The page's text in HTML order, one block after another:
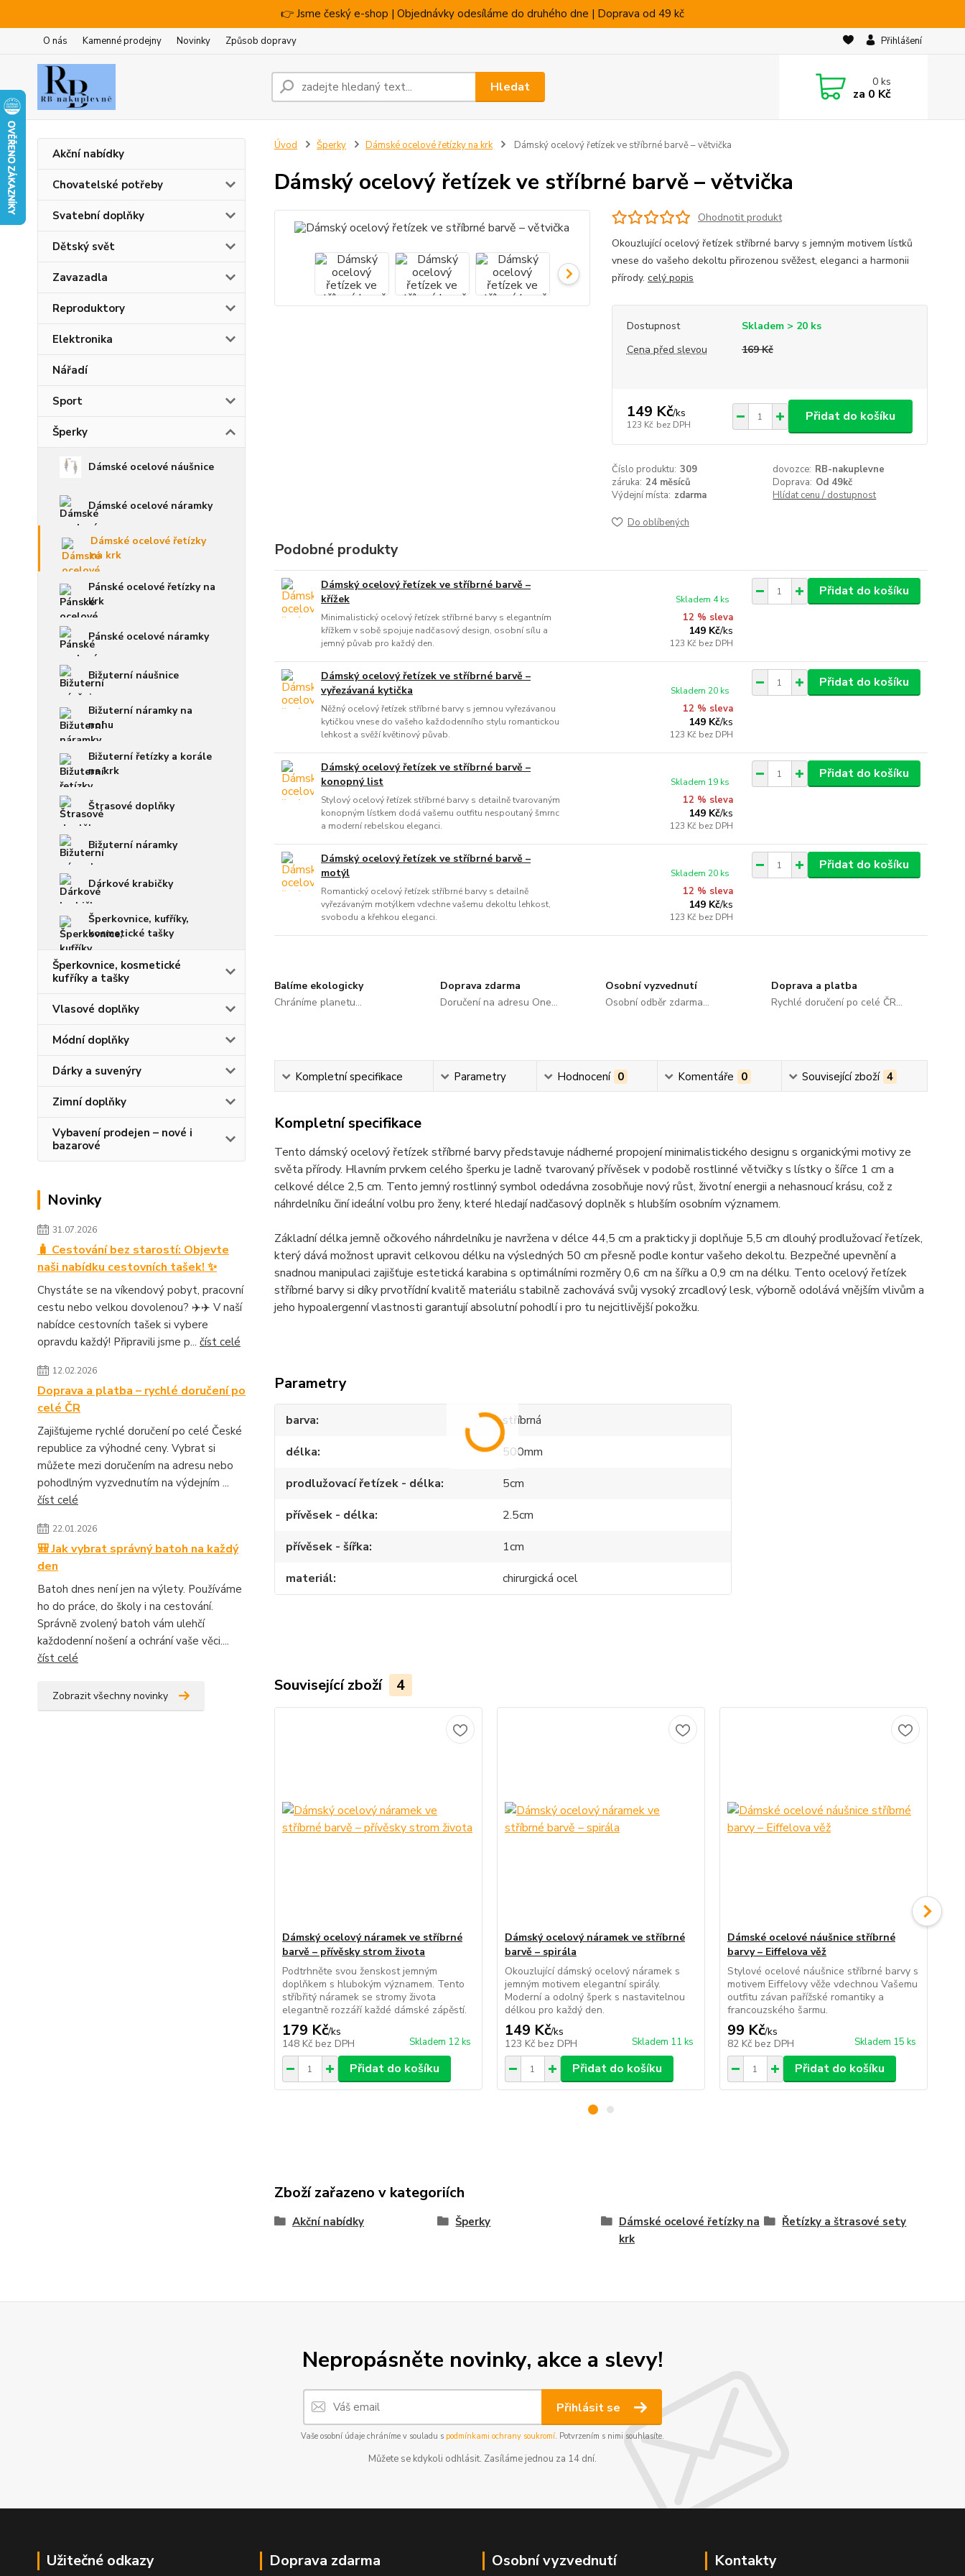
👉 Jsme český e-shop | Objednávky odesíláme do druhého dne | Doprava od 49 kč
O nás Kamenné prodejny Novinky Způsob dopravy Přihlášení
Hledat 0ks
za 0 Kč
Akční nabídky
Chovatelské potřeby
Svatební doplňky
Dětský svět
Zavazadla
Reproduktory
Elektronika
Nářadí
Sport
Šperky
Dámské ocelové náušnice
Dámské ocelové náramky
Dámské ocelové řetízky
na krk
Pánské ocelové řetízky na
krk
Pánské ocelové náramky
Bižuterní náušnice
Bižuterní náramky na
nohu
Bižuterní řetízky a korále
na krk
Štrasové doplňky
Bižuterní náramky
Dárkové krabičky
Šperkovnice, kufříky,
kosmetické tašky
Šperkovnice, kosmetické
kufříky a tašky
Vlasové doplňky
Módní doplňky
Dárky a suvenýry
Zimní doplňky
Vybavení prodejen – nové i
bazarové
Novinky
31.07.2026
🧳 Cestování bez starostí: Objevte
naši nabídku cestovních tašek! ✨
Chystáte se na víkendový pobyt, pracovní
cestu nebo velkou dovolenou? ✈️✈️ V naší
nabídce cestovních tašek si vybere
opravdu každý! Připravili jsme p... číst celé
12.02.2026
Doprava a platba – rychlé doručení po
celé ČR
Zajišťujeme rychlé doručení po celé České
republice za výhodné ceny. Vybrat si
můžete mezi doručením na adresu nebo
pohodlným vyzvednutím na výdejním ...
číst celé
22.01.2026
🎒 Jak vybrat správný batoh na každý
den
Batoh dnes není jen na výlety. Používáme
ho do práce, do školy i na cestování.
Správně zvolený batoh vám ulehčí
každodenní nošení a ochrání vaše věci....
číst celé
Zobrazit všechny novinky
Úvod Šperky Dámské ocelové řetízky na krk Dámský ocelový řetízek ve stříbrné barvě – větvička
Dámský ocelový řetízek ve stříbrné barvě – větvička
Ohodnotit produkt
Okouzlující ocelový řetízek stříbrné barvy s jemným motivem lístků
vnese do vašeho dekoltu přirozenou svěžest, eleganci a harmonii
přírody. celý popis
Dostupnost
Skladem > 20 ks
Cena před slevou
169 Kč
149 Kč/ks
123 Kč bez DPH
Přidat do košíku
Číslo produktu: 309 dovozce: RB-nakuplevne
záruka: 24 měsíců Doprava: Od 49kč
Výdejní místa: zdarma Hlídat cenu / dostupnost
Do oblíbených
Podobné produkty
Dámský ocelový řetízek ve stříbrné barvě –
křížek
Minimalistický ocelový řetízek stříbrné barvy s elegantním
křížkem v sobě spojuje nadčasový design, osobní sílu a
jemný půvab pro každý den.
12 % sleva
149 Kč/ks
123 Kč bez DPH
Skladem 4 ks
Přidat do košíku
Dámský ocelový řetízek ve stříbrné barvě –
vyřezávaná kytička
Něžný ocelový řetízek stříbrné barvy s jemnou vyřezávanou
kytičkou vnese do vašeho každodenního stylu romantickou
lehkost a svěží květinový půvab.
12 % sleva
149 Kč/ks
123 Kč bez DPH
Skladem 20 ks
Přidat do košíku
Dámský ocelový řetízek ve stříbrné barvě –
konopný list
Stylový ocelový řetízek stříbrné barvy s detailně tvarovaným
konopným lístkem dodá vašemu outfitu nespoutaný šmrnc
a moderní rebelskou eleganci.
12 % sleva
149 Kč/ks
123 Kč bez DPH
Skladem 19 ks
Přidat do košíku
Dámský ocelový řetízek ve stříbrné barvě –
motýl
Romantický ocelový řetízek stříbrné barvy s detailně
vyřezávaným motýlkem vdechne vašemu dekoltu lehkost,
svobodu a křehkou eleganci.
12 % sleva
149 Kč/ks
123 Kč bez DPH
Skladem 20 ks
Přidat do košíku
Balíme ekologicky
Chráníme planetu...
Doprava zdarma
Doručení na adresu One...
Osobní vyzvednutí
Osobní odběr zdarma...
Doprava a platba
Rychlé doručení po celé ČR...
Kompletní specifikace Parametry Hodnocení 0 Komentáře 0 Související zboží 4
Kompletní specifikace
Tento dámský ocelový řetízek stříbrné barvy představuje nádherné propojení minimalistického designu s organickými motivy ze
světa přírody. Hlavním prvkem celého šperku je ladně tvarovaný přívěsek v podobě rostlinné větvičky s lístky o šířce 1 cm a
celkové délce 2,5 cm. Tento jemný rostlinný symbol odedávna zosobňuje nový růst, životní energii a nehasnoucí krásu, což z
náhrdelníku činí ideální volbu pro ženy, které hledají nadčasový doplněk s hlubším osobním významem.
Základní délka jemně očkového náhrdelníku je navržena v délce 44,5 cm a prakticky ji doplňuje 5,5 cm dlouhý prodlužovací řetízek,
který dává možnost upravit celkovou délku na výsledných 50 cm přesně podle kontur vašeho dekoltu. Bezpečné upevnění a
snadnou manipulaci zajišťuje estetická karabina s optimálními rozměry 0,6 cm na šířku a 0,9 cm na délku. Tento ocelový řetízek
stříbrné barvy si díky prvotřídní kvalitě materiálu stabilně zachovává svůj vysoký zrcadlový lesk, výborně odolává vnějším vlivům a
jeho hypoalergenní vlastnosti garantují absolutní pohodlí i pro tu nejcitlivější pokožku.
Parametry
barva
stříbrná
délka
500mm
prodlužovací řetízek - délka
5cm
přívěsek - délka
2.5cm
přívěsek - šířka
1cm
materiál
chirurgická ocel
Související zboží 4
Dámský ocelový náramek ve stříbrné
barvě – přívěsky strom života
Podtrhněte svou ženskost jemným
doplňkem s hlubokým významem. Tento
stříbřitý náramek se stromy života
elegantně rozzáří každé dámské zápěstí.
179 Kč/ks
148 Kč bez DPH Skladem 12 ks
Přidat do košíku
Dámský ocelový náramek ve stříbrné
barvě – spirála
Okouzlující dámský ocelový náramek s
jemným motivem elegantní spirály.
Moderní a odolný šperk s nastavitelnou
délkou pro každý den.
149 Kč/ks
123 Kč bez DPH Skladem 11 ks
Přidat do košíku
Dámské ocelové náušnice stříbrné
barvy – Eiffelova věž
Stylové ocelové náušnice stříbrné barvy s
motivem Eiffelovy věže vdechnou Vašemu
outfitu závan pařížské romantiky a
francouzského šarmu.
99 Kč/ks
82 Kč bez DPH Skladem 15 ks
Přidat do košíku
Zboží zařazeno v kategoriích
Akční nabídky Šperky
Dámské ocelové řetízky na
krk
Řetízky a štrasové sety
Nepropásněte novinky, akce a slevy!
Přihlásit se
Vaše osobní údaje chráníme v souladu s podmínkami ochrany soukromí. Potvrzením s nimi souhlasíte.
Můžete se kdykoli odhlásit. Zasíláme jednou za 14 dní.
Užitečné odkazy Doprava zdarma Osobní vyzvednutí Kontakty